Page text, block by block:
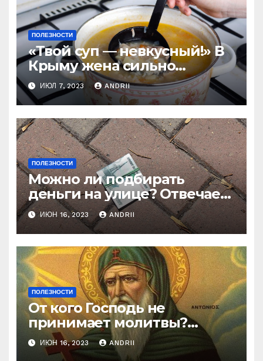
ПОЛЕЗНОСТИ
«Твой суп — невкусный!» В
Крыму жена сильно
наказала мужа за
нелестный отзыв о её
стряпне
ИЮЛ 7, 2023 ANDRII
ПОЛЕЗНОСТИ
Можно ли подбирать
деньги на улице? Отвечает
батюшка
ИЮН 16, 2023 ANDRII
ПОЛЕЗНОСТИ
От кого Господь не
принимает молитвы?
Неожиданные слова
Ефрема Сирина
ИЮН 16, 2023 ANDRII